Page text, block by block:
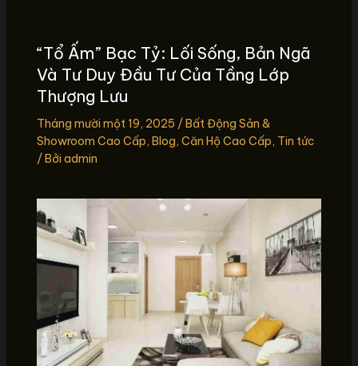
“Tổ Ấm” Bạc Tỷ: Lối Sống, Bản Ngã
Và Tư Duy Đầu Tư Của Tầng Lớp
Thượng Lưu
Tháng mười một 19, 2025 /Bất Động Sản &
Showroom Cao Cấp, Blog, Căn Hộ Cao Cấp, Tin tức
/ Bởi admin